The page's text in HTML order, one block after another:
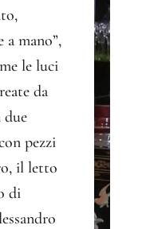
a mano”,
le luci
da
pezzi
il letto
di